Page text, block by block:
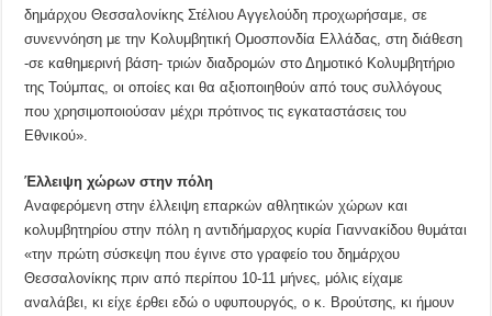
δημάρχου Θεσσαλονίκης Στέλιου Αγγελούδη προχωρήσαμε, σε
συνεννόηση με την Κολυμβητική Ομοσπονδία Ελλάδας, στη διάθεση
-σε καθημερινή βάση- τριών διαδρομών στο Δημοτικό Κολυμβητήριο
της Τούμπας, οι οποίες και θα αξιοποιηθούν από τους συλλόγους
που χρησιμοποιούσαν μέχρι πρότινος τις εγκαταστάσεις του
Εθνικού».
Έλλειψη χώρων στην πόλη
Αναφερόμενη στην έλλειψη επαρκών αθλητικών χώρων και
κολυμβητηρίου στην πόλη η αντιδήμαρχος κυρία Γιαννακίδου θυμάται
«την πρώτη σύσκεψη που έγινε στο γραφείο του δημάρχου
Θεσσαλονίκης πριν από περίπου 10-11 μήνες, μόλις είχαμε
αναλάβει, κι είχε έρθει εδώ ο υφυπουργός, ο κ. Βρούτσης, κι ήμουν